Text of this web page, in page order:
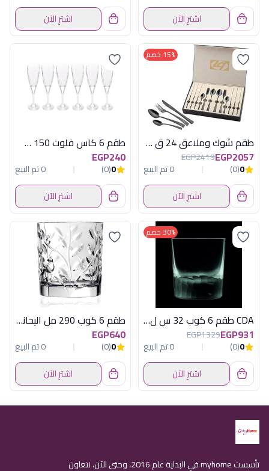
اشترِ الآن
اشترِ الآن
15% خصم
طقم شوك وملاعق 24 ق تيتانيوم روز مط
EGP2057
EGP2419
0
(0)
0 تم البيع
اشترِ الآن
طقم 6 كاس فلوت 150 س ل فرى باشابتشى
EGP240
0
(0)
0 تم البيع
اشترِ الآن
30% خصم
CDA طقم 6 كوب 32 س ل رمادى انتوشن
EGP931
EGP1329
0
(0)
0 تم البيع
اشترِ الآن
طقم 6 كوب 290 مل اليحانس
EGP640
0
(0)
0 تم البيع
اشترِ الآن
تأسست myhome في البداية عام 2016، وحتى الآن، نتعاون